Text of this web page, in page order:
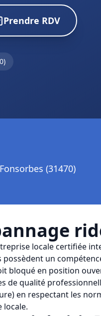
Prendre RDV
(31470)
locale certifiée
possèdent un
bloqué en position
de qualité
en respectant les
locale.